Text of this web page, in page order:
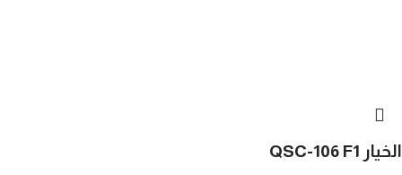
الخيار QSC-106 F1